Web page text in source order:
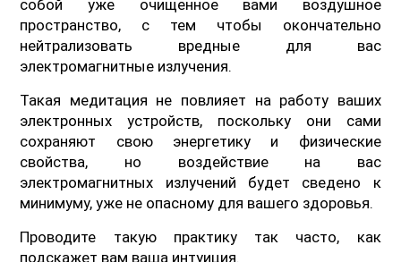
собой уже очищенное вами воздушное
пространство, с тем чтобы окончательно
нейтрализовать вредные для вас
электромагнитные излучения.
Такая медитация не повлияет на работу ваших
электронных устройств, поскольку они сами
сохраняют свою энергетику и физические
свойства, но воздействие на вас
электромагнитных излучений будет сведено к
минимуму, уже не опасному для вашего здоровья.
Проводите такую практику так часто, как
подскажет вам ваша интуиция.